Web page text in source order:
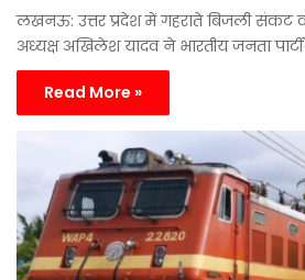
लखनऊ: उत्तर प्रदेश में गहराते बिजली संकट
अध्यक्ष अखिलेश यादव ने भारतीय जनता
Read More »